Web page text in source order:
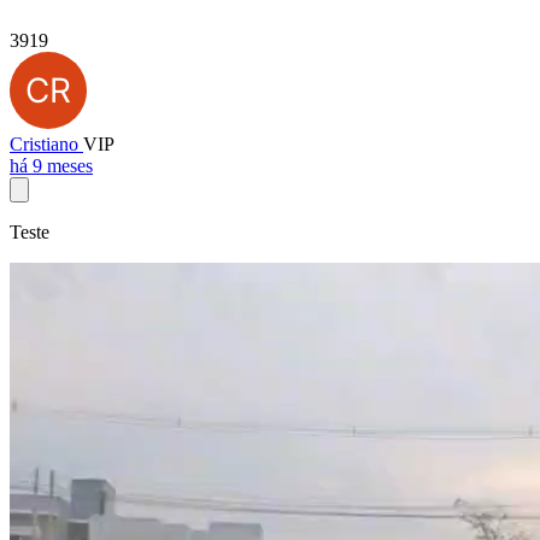
3919
Cristiano VIP
há 9 meses
Teste